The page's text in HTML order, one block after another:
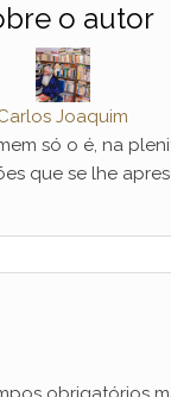
o autor
Joaquim
só o é, na
que se lhe